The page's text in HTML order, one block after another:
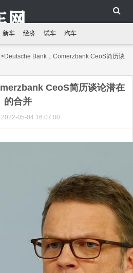
新车 经济 试车 汽车
Bank，Comerzbank CeoS简历谈
CeoS简历谈论潜在
的合并
2022-05-04 16:07:00